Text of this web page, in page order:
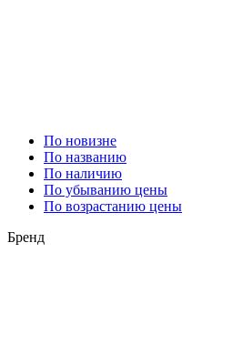
По новизне
По названию
По наличию
По убыванию цены
По возрастанию цены
Бренд